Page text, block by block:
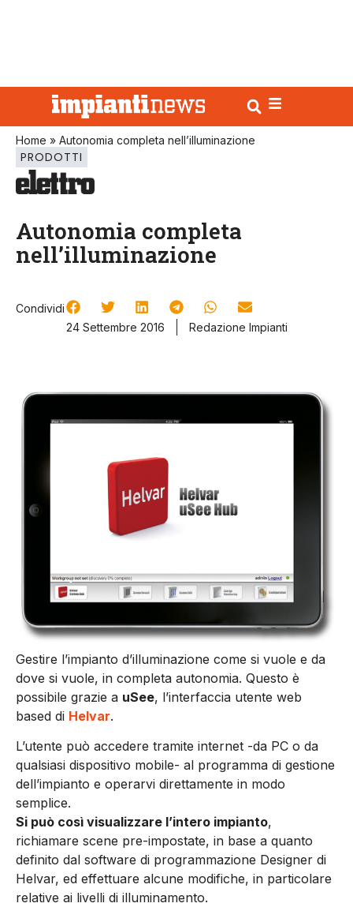
Home » Autonomia completa nell’illuminazione
PRODOTTI
Autonomia completa
nell’illuminazione
Condividi
24 Settembre 2016
Redazione Impianti
Gestire l’impianto d’illuminazione come si vuole e da
dove si vuole, in completa autonomia. Questo è
possibile grazie a uSee, l’interfaccia utente web
based di Helvar.
L’utente può accedere tramite internet -da PC o da
qualsiasi dispositivo mobile- al programma di gestione
dell’impianto e operarvi direttamente in modo
semplice.
Si può così visualizzare l’intero impianto,
richiamare scene pre-impostate, in base a quanto
definito dal software di programmazione Designer di
Helvar, ed effettuare alcune modifiche, in particolare
relative ai livelli di illuminamento.